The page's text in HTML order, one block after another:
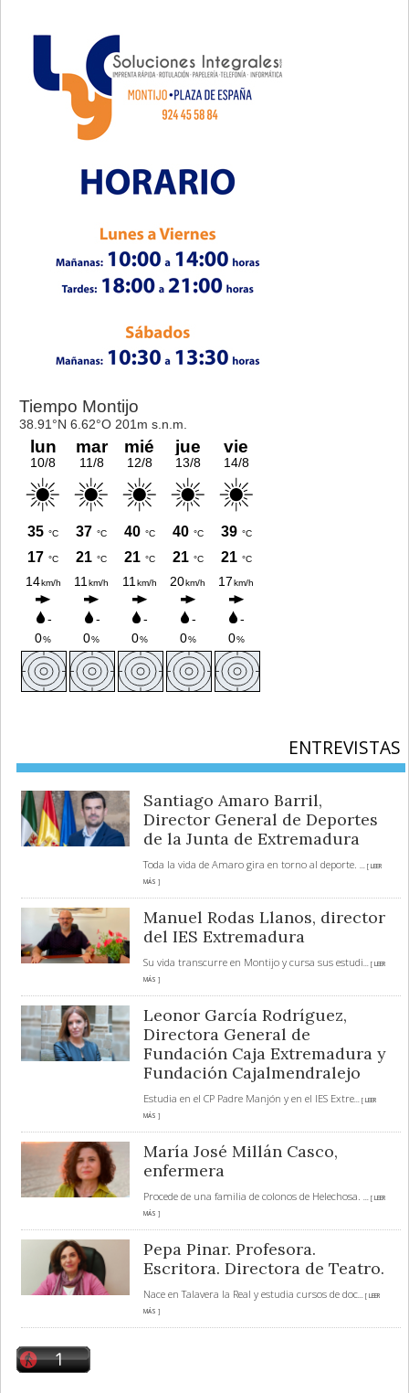
ENTREVISTAS
Santiago Amaro Barril,
Director General de Deportes
de la Junta de Extremadura
Toda la vida de Amaro gira en torno al deporte.
... [ LEER
MÁS ]
Manuel Rodas Llanos, director
del IES Extremadura
Su vida transcurre en Montijo y cursa sus estudi... [ LEER
MÁS ]
Leonor García Rodríguez,
Directora General de
Fundación Caja Extremadura y
Fundación Cajalmendralejo
Estudia en el CP Padre Manjón y en el IES Extre... [ LEER
MÁS ]
María José Millán Casco,
enfermera
Procede de una familia de colonos de Helechosa.
... [ LEER
MÁS ]
Pepa Pinar. Profesora.
Escritora. Directora de Teatro.
Nace en Talavera la Real y estudia cursos de doc... [ LEER
MÁS ]